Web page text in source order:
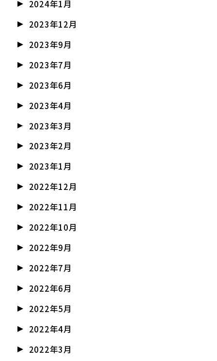
2024年1月
2023年12月
2023年9月
2023年7月
2023年6月
2023年4月
2023年3月
2023年2月
2023年1月
2022年12月
2022年11月
2022年10月
2022年9月
2022年7月
2022年6月
2022年5月
2022年4月
2022年3月